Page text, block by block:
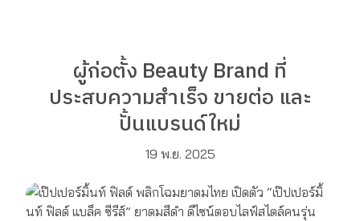
ผู้ก่อตั้ง Beauty Brand ที่
ประสบความสำเร็จ ขายต่อ และ
ปั้นแบรนด์ใหม่
19 พ.ย. 2025